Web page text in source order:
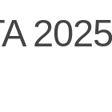
2025